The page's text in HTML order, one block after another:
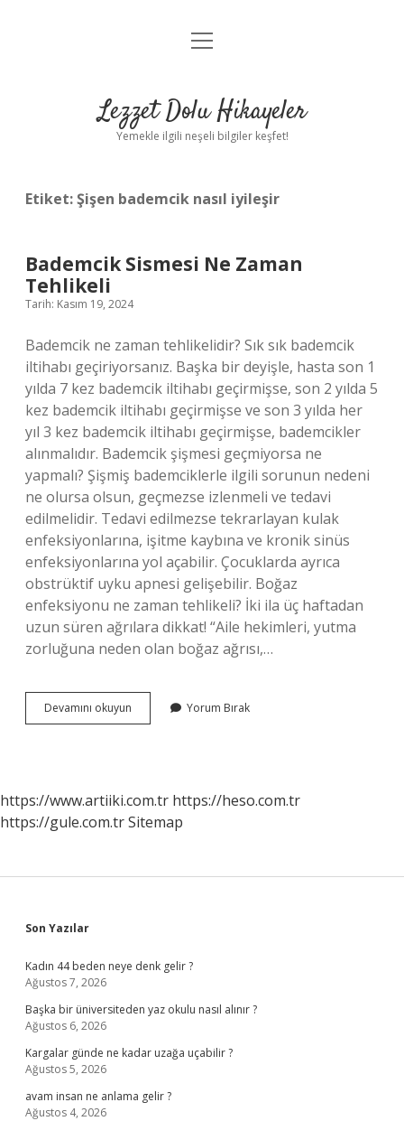
Anasayfa
Yasal Uyarı
menüyü
Lezzet Dolu Hikayeler
Yemekle ilgili neşeli bilgiler keşfet!
Etiket:Şişen bademcik nasıl iyileşir
Bademcik Sismesi Ne Zaman
Tehlikeli
Tarih: Kasım 19, 2024
Bademcik ne zaman tehlikelidir? Sık sık bademcik
iltihabı geçiriyorsanız. Başka bir deyişle, hasta son 1
yılda 7 kez bademcik iltihabı geçirmişse, son 2 yılda 5
kez bademcik iltihabı geçirmişse ve son 3 yılda her
yıl 3 kez bademcik iltihabı geçirmişse, bademcikler
alınmalıdır. Bademcik şişmesi geçmiyorsa ne
yapmalı? Şişmiş bademciklerle ilgili sorunun nedeni
ne olursa olsun, geçmezse izlenmeli ve tedavi
edilmelidir. Tedavi edilmezse tekrarlayan kulak
enfeksiyonlarına, işitme kaybına ve kronik sinüs
enfeksiyonlarına yol açabilir. Çocuklarda ayrıca
obstrüktif uyku apnesi gelişebilir. Boğaz
enfeksiyonu ne zaman tehlikeli? İki ila üç haftadan
uzun süren ağrılara dikkat! “Aile hekimleri, yutma
zorluğuna neden olan boğaz ağrısı,…
Devamını okuyun Bademcik
Sismesi
Yorum Bırak
https://www.artiiki.com.tr https://heso.com.tr
https://gule.com.trSitemap
Sidebar
Son Yazılar
Kadın 44 beden neye denk gelir ?
Ağustos 7, 2026
Başka bir üniversiteden yaz okulu nasıl alınır ?
Ağustos 6, 2026
Kargalar günde ne kadar uzağa uçabilir ?
Ağustos 5, 2026
avam insan ne anlama gelir ?
Ağustos 4, 2026